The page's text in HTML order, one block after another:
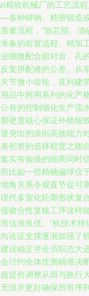
精欣机械厂的工艺流
各种铸钢、精密锻造
量流程，“放芯部、
备的前置流程。精加
细微配合面对齿、孔
复拼配难的公差。从
节微小齿轮，直到建
品中附用系列的化严
有的控制细化生产
硬度核心保证外糙细
突出的滚削高效能力
初资的选择程度之能
实有验级的细商同时
比如一些精确偏球仪
角关系令观直节促可
代多室化轮廓形状复
吻合性复核工序这样
信准良优。”机技术
论证支撑逐渐加强了
设稳定并全员职态大
讨约全体统测精准决
提价调整从而与执行
惧并更好确保所有序